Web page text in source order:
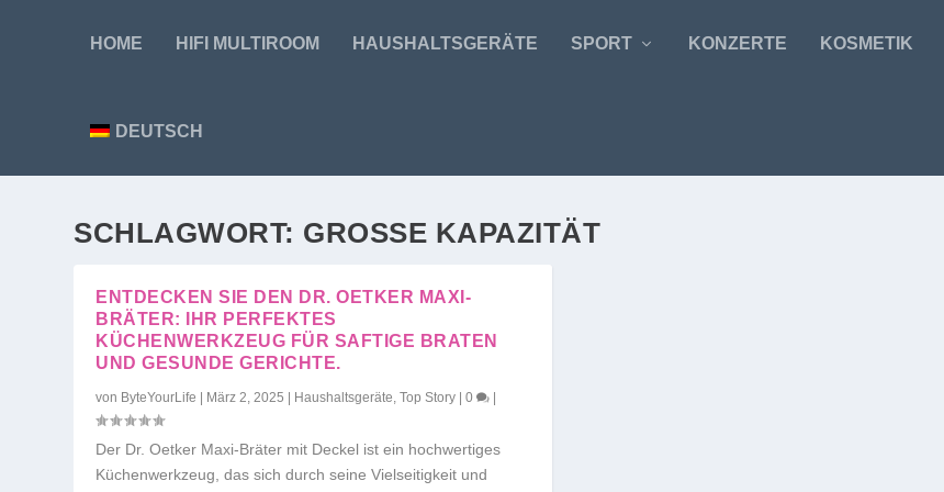
HOME HIFI MULTIROOM HAUSHALTSGERÄTE SPORT KONZERTE KOSMETIK
DEUTSCH
SCHLAGWORT: GROSSE KAPAZITÄT
ENTDECKEN SIE DEN DR. OETKER MAXI-
BRÄTER: IHR PERFEKTES
KÜCHENWERKZEUG FÜR SAFTIGE BRATEN
UND GESUNDE GERICHTE.
von ByteYourLife März 2, 2025 Haushaltsgeräte,Top Story |0
Der Dr. Oetker Maxi-Bräter mit Deckel ist ein hochwertiges
Küchenwerkzeug, das sich durch seine Vielseitigkeit und